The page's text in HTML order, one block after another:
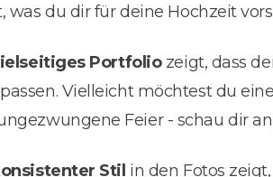
was du dir für deine Hochzeit
Portfoliozeigt, dass
Vielleicht möchtest du
Feier - schau dir
Stil in den Fotos